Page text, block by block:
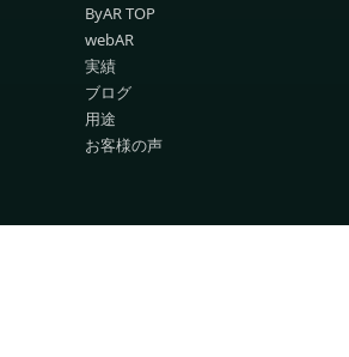
ByAR TOP
webAR
実績
ブログ
用途
お客様の声
vartique 他サービス